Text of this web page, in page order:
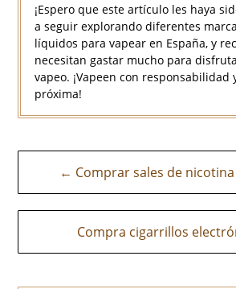
¡Espero que este artículo les haya
a seguir explorando diferentes
líquidos para vapear en España, y
necesitan gastar mucho para
vapeo. ¡Vapeen con responsabilidad
próxima!
Navegación
de
entradas
← Comprar sales de nicotina
Compra cigarrillos